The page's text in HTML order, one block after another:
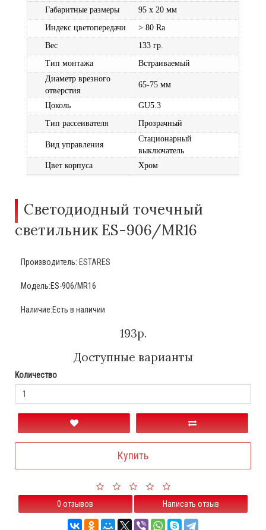
Габаритные размеры
95 х 20 мм
Индекс цветопередачи
> 80 Ra
Вес
133 гр.
Тип монтажа
Встраиваемый
Диаметр врезного
отверстия
65-75 мм
Цоколь
GU5.3
Тип рассеивателя
Прозрачный
Вид управления
Стационарный
выключатель
Цвет корпуса
Хром
Светодиодный точечный
светильник ES-906/MR16
Производитель: ESTARES
Модель:ES-906/MR16
Наличие:Есть в наличии
193р.
Доступные варианты
Количество
Купить
0 отзывов Написать отзыв